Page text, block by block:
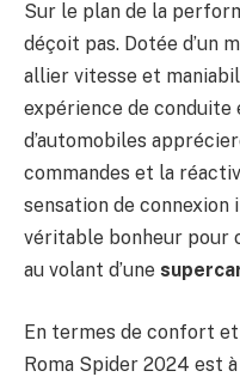
Sur le plan de la
déçoit pas. Dotée d’un
allier vitesse et
expérience de conduite
d’automobiles
commandes et la
sensation de connexion
véritable bonheur pour
au volant d’une
En termes de confort
Roma Spider 2024 est